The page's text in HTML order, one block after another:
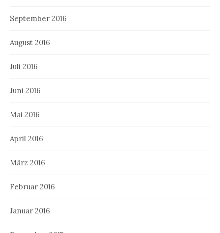
September 2016
August 2016
Juli 2016
Juni 2016
Mai 2016
April 2016
März 2016
Februar 2016
Januar 2016